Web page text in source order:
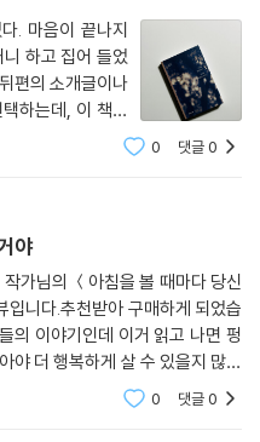
. 마음이 끝나지
하고 집어 들었
편의 소개글이나
하는데, 이 책은
소개글을 봤다.
이 눈에 들어왔
0 댓글0
야
가님의 ＜아침을 볼 때마다 당신
니다.추천받아 구매하게 되었습
의 이야기인데 이거 읽고 나면 펑
야 더 행복하게 살 수 있을지 많이
0 댓글0